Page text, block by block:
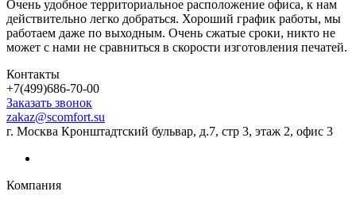
Очень удобное территориальное расположение офиса, к нам
действительно легко добраться. Хороший график работы, мы
работаем даже по выходным. Очень сжатые сроки, никто не
может с нами не сравниться в скорости изготовления печатей.
Контакты
+7(499)686-70-00
Заказать звонок
zakaz@scomfort.su
г. Москва Кронштадтский бульвар, д.7, стр 3, этаж 2, офис 3
Компания